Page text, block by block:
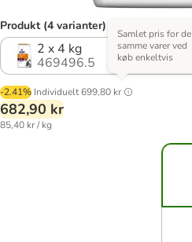
Produkt (4 varianter)
2 x 4 kg
469496.5
-2.41% Individuelt699,80 kr
Samlet pris for de
samme varer ved
køb enkeltvis
682,90 kr
85,40 kr / kg